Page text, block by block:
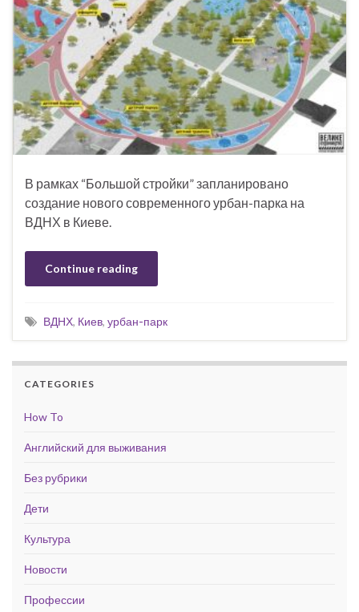
В рамках “Большой стройки” запланировано
создание нового современного урбан-парка на
ВДНХ в Киеве.
Continue reading
ВДНХ, Киев, урбан-парк
CATEGORIES
How To
Английский для выживания
Без рубрики
Дети
Культура
Новости
Профессии